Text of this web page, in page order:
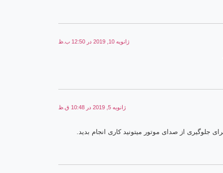
ژانویه 10, 2019 در 12:50 ب.ظ
ژانویه 5, 2019 در 10:48 ق.ظ